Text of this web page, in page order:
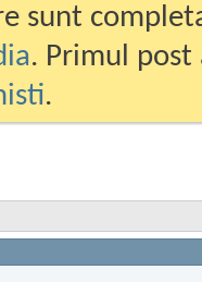
sunt
. Primul
.